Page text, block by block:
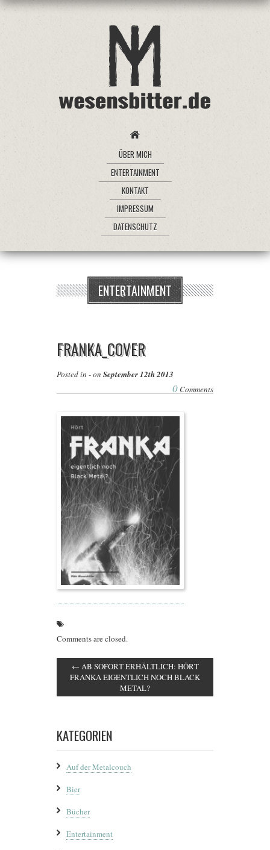
ÜBER MICH
ENTERTAINMENT
KONTAKT
IMPRESSUM
DATENSCHUTZ
ENTERTAINMENT
FRANKA_COVER
Posted in - on September 12th 2013
0 Comments
Comments are closed.
← AB SOFORT ERHÄLTLICH: HÖRT
FRANKA EIGENTLICH NOCH BLACK
METAL?
KATEGORIEN
Auf der Metalcouch
Bier
Bücher
Entertainment